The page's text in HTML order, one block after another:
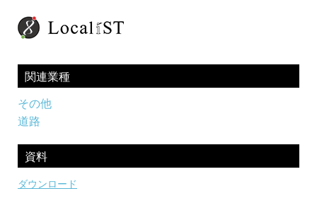
関連業種
その他
道路
資料
ダウンロード